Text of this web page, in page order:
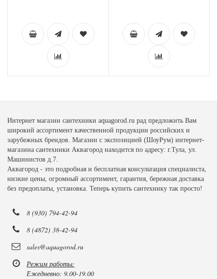
Интернет магазин сантехники aquagorod.ru рад предложить Вам
широкий ассортимент качественной продукции российских и
зарубежных брендов. Магазин с экспозицией (ШоуРум) интернет-
магазина сантехники Аквагород находится по адресу: г.Тула, ул.
Машинистов д.7.
Аквагород - это подробная и бесплатная консультация специалиста,
низкие цены, огромный ассортимент, гарантия, бережная доставка
без предоплаты, установка. Теперь купить сантехнику так просто!
8 (930) 794-42-94
8 (4872) 38-42-94
sales@aquagorod.ru
Режим работы:
Ежедневно: 9.00-19.00